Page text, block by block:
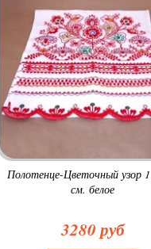
Полотенце-Цветочный узор
см. белое
3280 руб